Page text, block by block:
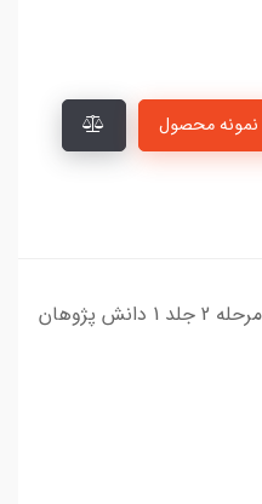
کتاب المپیاد زیست شناسی ایران مرحله 2 جلد 1 دانش پژوهان